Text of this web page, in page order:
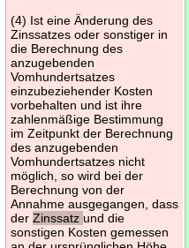
(4) Ist eine Änderung des
Zinssatzes oder sonstiger in
die Berechnung des
anzugebenden
Vomhundertsatzes
einzubeziehender Kosten
vorbehalten und ist ihre
zahlenmäßige Bestimmung
im Zeitpunkt der Berechnung
des anzugebenden
Vomhundertsatzes nicht
möglich, so wird bei der
Berechnung von der
Annahme ausgegangen, dass
derZinssatzund die
sonstigen Kosten gemessen